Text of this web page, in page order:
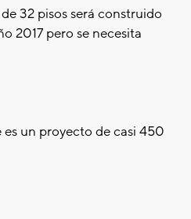
32 pisos será construido
2017 pero se necesita
un proyecto de casi 450